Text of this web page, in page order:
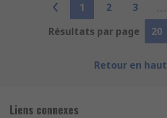
1 2 3
Résultats par page
20
Retour en haut
Liens connexes